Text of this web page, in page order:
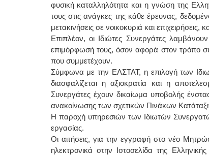
φυσική καταλληλότητα και η γνώση της
τους στις ανάγκες της κάθε έρευνας,
μετακινήσεις σε νοικοκυριά και
Επιπλέον, οι Ιδιώτες Συνεργάτες
επιμόρφωσή τους, όσον αφορά στον τρόπο
που συμμετέχουν.
Σύμφωνα με την ΕΛΣΤΑΤ, η επιλογή των
διασφαλίζεται η αξιοκρατία και η
Συνεργάτες έχουν δικαίωμα υποβολής
ανακοίνωσης των σχετικών Πινάκων
Η παροχή υπηρεσιών των Ιδιωτών
εργασίας.
Οι αιτήσεις, για την εγγραφή στο νέο
ηλεκτρονικά στην Ιστοσελίδα της